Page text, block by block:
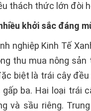
thách thức lớn đòi
khởi sắc đáng
nghiệp Kinh Tế
thu mua nông
biệt là trái cây
ba. Hai loại trái
và sầu riêng.